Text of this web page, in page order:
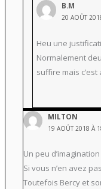
B.M
20 AOÛT
Heu une
Normalement
suffire mais
MILTON
19 AOÛT 2018 À
Un peu
Si vous n’en avez
Toutefois Bercy et